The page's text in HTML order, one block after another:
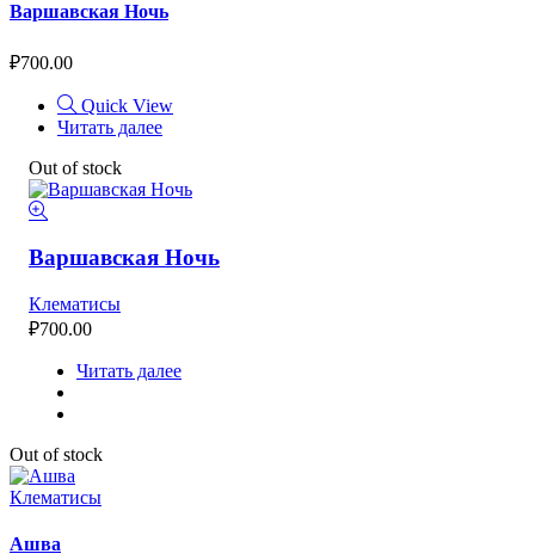
Варшавская Ночь
₽700.00
Quick View
Читать далее
Out of stock
Варшавская Ночь
Клематисы
₽700.00
Читать далее
Out of stock
Клематисы
Ашва